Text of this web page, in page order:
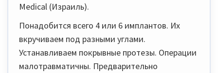
Medical (Израиль).
Понадобится всего 4 или 6 имплантов. Их
вкручиваем под разными углами.
Устанавливаем покрывные протезы. Операции
малотравматичны. Предварительно